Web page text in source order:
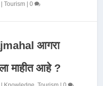
|Tourism |0
आगरा
माहीत आहे ?